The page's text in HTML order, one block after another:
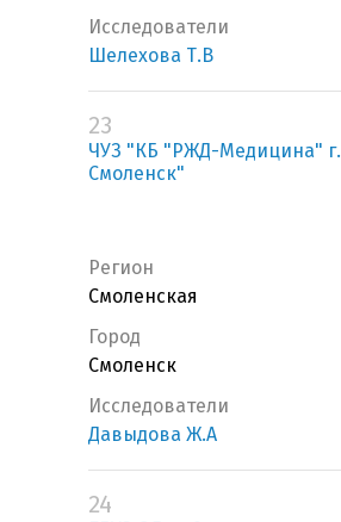
Исследователи
Шелехова Т.В
23
ЧУЗ "КБ "РЖД-Медицина" г.
Смоленск"
Регион
Смоленская
Город
Смоленск
Исследователи
Давыдова Ж.А
24